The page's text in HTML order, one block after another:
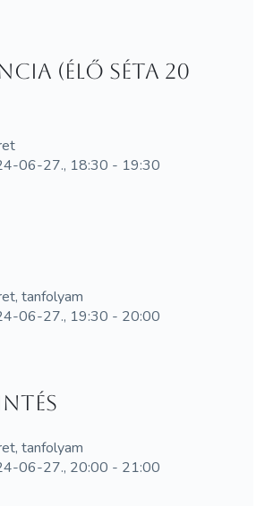
(élő séta 20
06-27., 18:30 - 19:30
tanfolyam
06-27., 19:30 - 20:00
tanfolyam
06-27., 20:00 - 21:00